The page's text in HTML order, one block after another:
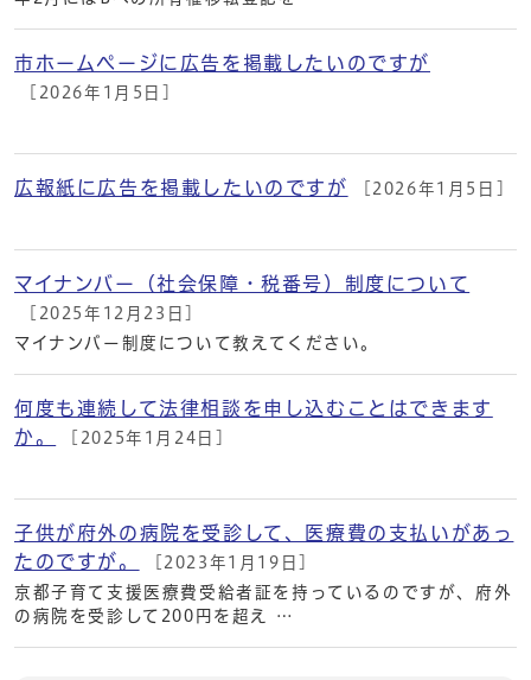
市ホームページに広告を掲載したいのですが
[2026年1月5日]
広報紙に広告を掲載したいのですが [2026年1月5日]
マイナンバー（社会保障・税番号）制度について
[2025年12月23日]
マイナンバー制度について教えてください。
何度も連続して法律相談を申し込むことはできます
か。
[2025年1月24日]
子供が府外の病院を受診して、医療費の支払いがあっ
たのですが。
[2023年1月19日]
京都子育て支援医療費受給者証を持っているのですが、府外
の病院を受診して200円を超え …